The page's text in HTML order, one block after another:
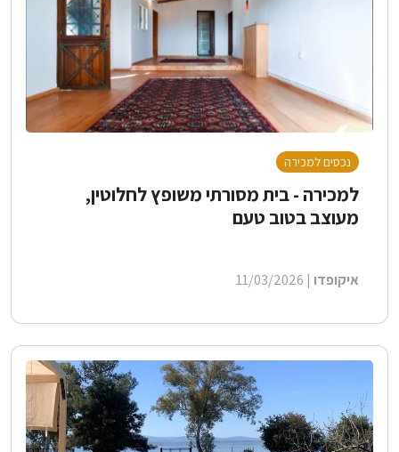
נכסים למכירה
למכירה - בית מסורתי משופץ לחלוטין,
מעוצב בטוב טעם
איקופדו | 11/03/2026